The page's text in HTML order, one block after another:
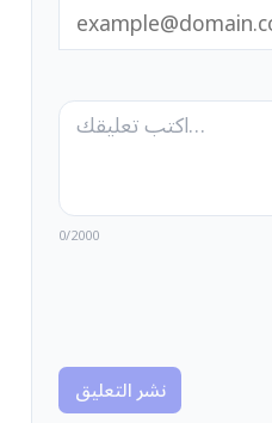
0/2000
نشر التعليق